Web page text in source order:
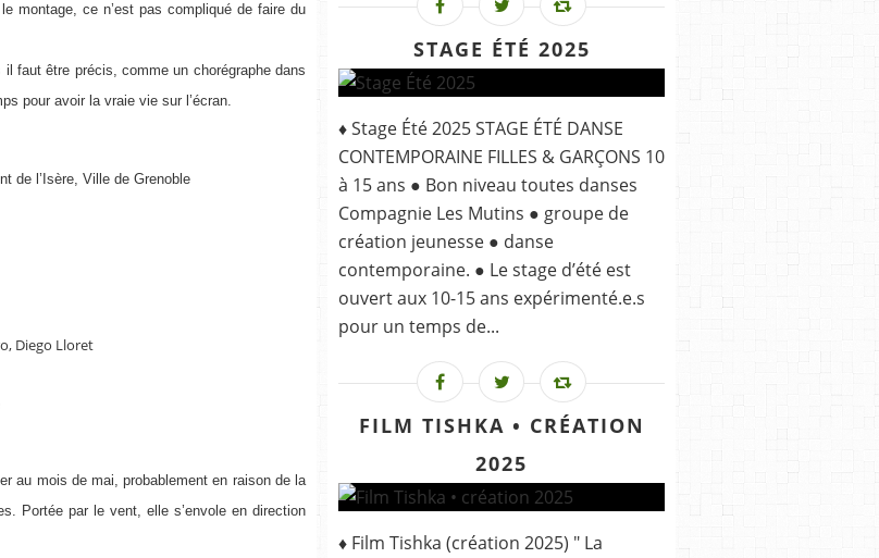
montage, ce n’est pas compliqué de faire du
faut être précis, comme un chorégraphe dans
pour avoir la vraie vie sur l’écran.
de l’Isère, Ville de Grenoble
Diego Lloret
au mois de mai, probablement en raison de la
Portée par le vent, elle s’envole en direction
STAGE ÉTÉ 2025
♦ Stage Été 2025 STAGE ÉTÉ DANSE
CONTEMPORAINE FILLES & GARÇONS 10
à 15 ans ● Bon niveau toutes danses
Compagnie Les Mutins ● groupe de
création jeunesse ● danse
contemporaine. ● Le stage d’été est
ouvert aux 10-15 ans expérimenté.e.s
pour un temps de...
FILM TISHKA • CRÉATION
2025
♦ Film Tishka (création 2025) " La